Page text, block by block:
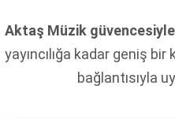
Aktaş Müzik güvencesiyle
yayıncılığa kadar geniş
bağlantısıyla